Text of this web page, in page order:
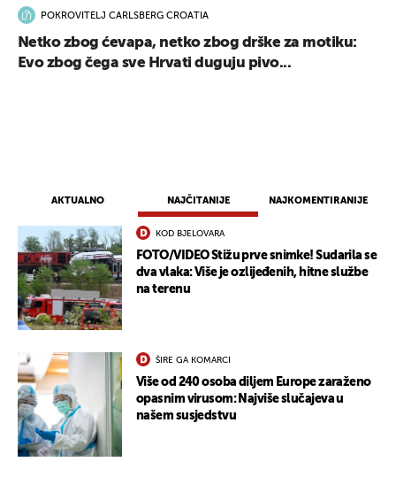
AKTUALNO NAJČITANIJE NAJKOMENTIRANIJE
KOD BJELOVARA
FOTO/VIDEO Stižu prve snimke! Sudarila se
dva vlaka: Više je ozlijeđenih, hitne službe
na terenu
ŠIRE GA KOMARCI
Više od 240 osoba diljem Europe zaraženo
opasnim virusom: Najviše slučajeva u
našem susjedstvu
POKROVITELJ CARLSBERG CROATIA
Netko zbog ćevapa, netko zbog drške za motiku:
Evo zbog čega sve Hrvati duguju pivo...